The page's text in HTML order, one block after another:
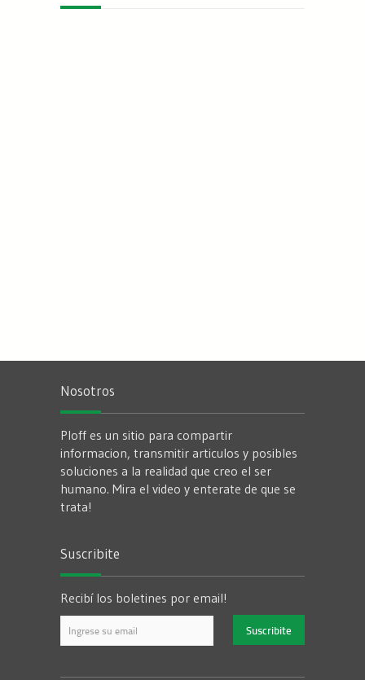
Nosotros
Ploff es un sitio para compartir
informacion, transmitir articulos y posibles
soluciones a la realidad que creo el ser
humano. Mira el video y enterate de que se
trata!
Suscribite
Recibí los boletines por email!